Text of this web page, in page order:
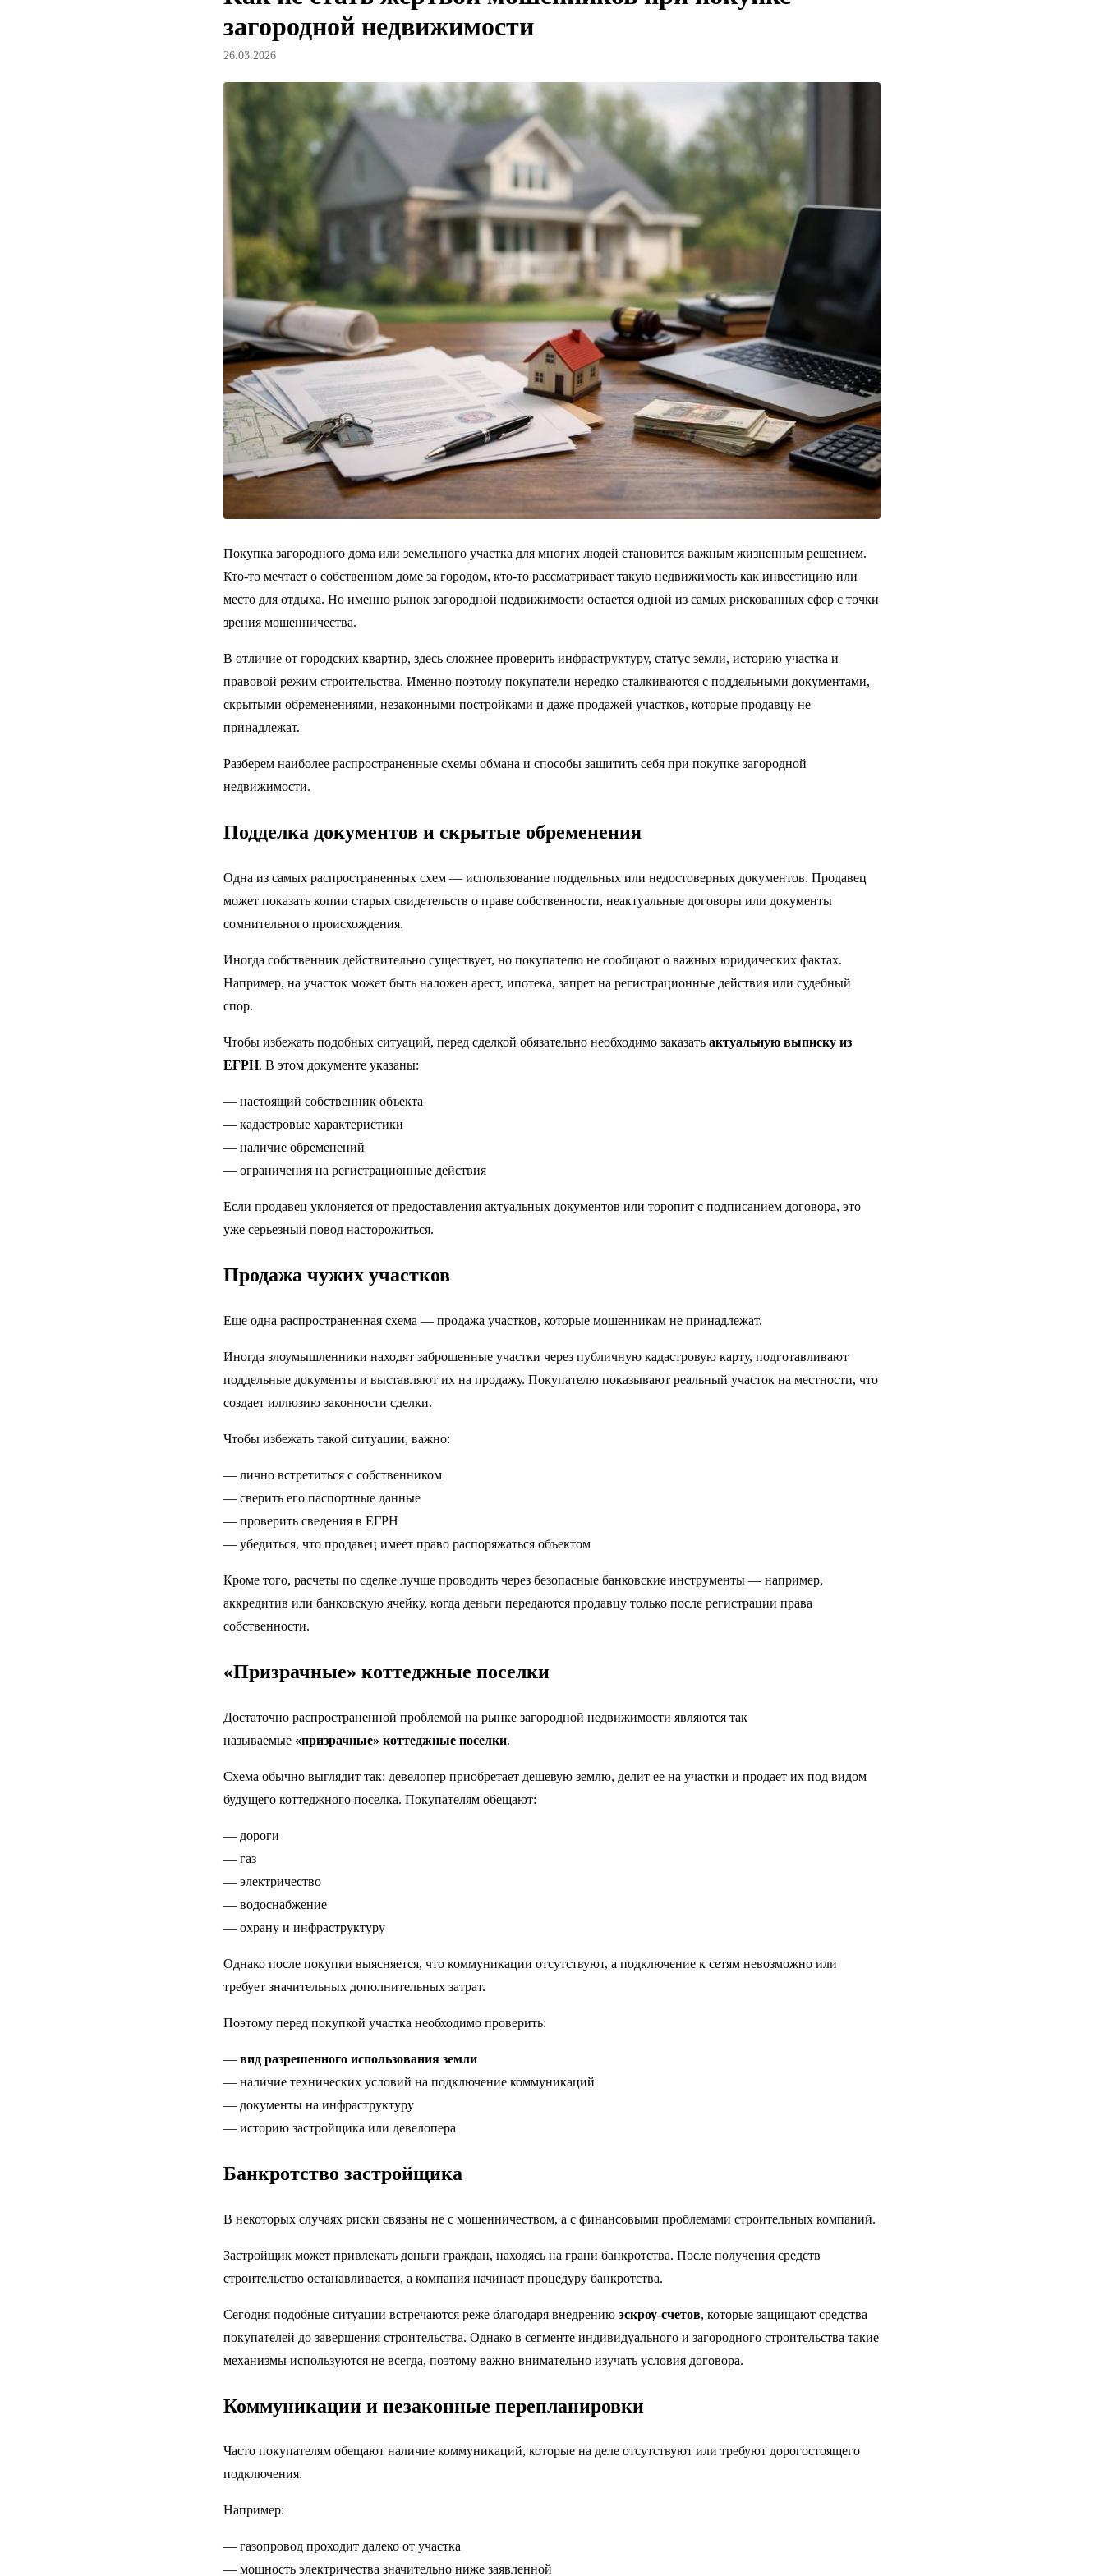
загородной недвижимости
26.03.2026
Покупка загородного дома или земельного участка для многих людей становится важным жизненным решением.
Кто-то мечтает о собственном доме за городом, кто-то рассматривает такую недвижимость как инвестицию или
место для отдыха. Но именно рынок загородной недвижимости остается одной из самых рискованных сфер с точки
зрения мошенничества.
В отличие от городских квартир, здесь сложнее проверить инфраструктуру, статус земли, историю участка и
правовой режим строительства. Именно поэтому покупатели нередко сталкиваются с поддельными документами,
скрытыми обременениями, незаконными постройками и даже продажей участков, которые продавцу не
принадлежат.
Разберем наиболее распространенные схемы обмана и способы защитить себя при покупке загородной
недвижимости.
Подделка документов и скрытые обременения
Одна из самых распространенных схем — использование поддельных или недостоверных документов. Продавец
может показать копии старых свидетельств о праве собственности, неактуальные договоры или документы
сомнительного происхождения.
Иногда собственник действительно существует, но покупателю не сообщают о важных юридических фактах.
Например, на участок может быть наложен арест, ипотека, запрет на регистрационные действия или судебный
спор.
Чтобы избежать подобных ситуаций, перед сделкой обязательно необходимо заказать актуальную выписку из
ЕГРН. В этом документе указаны:
— настоящий собственник объекта
— кадастровые характеристики
— наличие обременений
— ограничения на регистрационные действия
Если продавец уклоняется от предоставления актуальных документов или торопит с подписанием договора, это
уже серьезный повод насторожиться.
Продажа чужих участков
Еще одна распространенная схема — продажа участков, которые мошенникам не принадлежат.
Иногда злоумышленники находят заброшенные участки через публичную кадастровую карту, подготавливают
поддельные документы и выставляют их на продажу. Покупателю показывают реальный участок на местности, что
создает иллюзию законности сделки.
Чтобы избежать такой ситуации, важно:
— лично встретиться с собственником
— сверить его паспортные данные
— проверить сведения в ЕГРН
— убедиться, что продавец имеет право распоряжаться объектом
Кроме того, расчеты по сделке лучше проводить через безопасные банковские инструменты — например,
аккредитив или банковскую ячейку, когда деньги передаются продавцу только после регистрации права
собственности.
«Призрачные» коттеджные поселки
Достаточно распространенной проблемой на рынке загородной недвижимости являются так
называемые «призрачные» коттеджные поселки.
Схема обычно выглядит так: девелопер приобретает дешевую землю, делит ее на участки и продает их под видом
будущего коттеджного поселка. Покупателям обещают:
— дороги
— газ
— электричество
— водоснабжение
— охрану и инфраструктуру
Однако после покупки выясняется, что коммуникации отсутствуют, а подключение к сетям невозможно или
требует значительных дополнительных затрат.
Поэтому перед покупкой участка необходимо проверить:
— вид разрешенного использования земли
— наличие технических условий на подключение коммуникаций
— документы на инфраструктуру
— историю застройщика или девелопера
Банкротство застройщика
В некоторых случаях риски связаны не с мошенничеством, а с финансовыми проблемами строительных компаний.
Застройщик может привлекать деньги граждан, находясь на грани банкротства. После получения средств
строительство останавливается, а компания начинает процедуру банкротства.
Сегодня подобные ситуации встречаются реже благодаря внедрению эскроу-счетов, которые защищают средства
покупателей до завершения строительства. Однако в сегменте индивидуального и загородного строительства такие
механизмы используются не всегда, поэтому важно внимательно изучать условия договора.
Коммуникации и незаконные перепланировки
Часто покупателям обещают наличие коммуникаций, которые на деле отсутствуют или требуют дорогостоящего
подключения.
Например:
— газопровод проходит далеко от участка
— мощность электричества значительно ниже заявленной